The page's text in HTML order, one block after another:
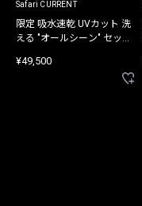
Safari CURRENT
限定 吸水速乾 UVカット 洗
える "オールシーン" セット
¥49,500